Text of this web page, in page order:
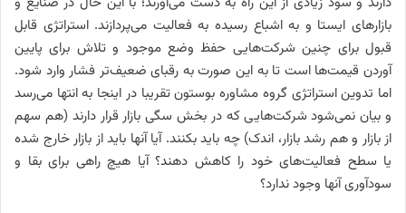
بازارهای ایستا و به اشباع رسیده به فعالیت می‌پردازند. استراتژی قابل
قبول برای چنین شرکت‌هایی حفظ وضع موجود و تلاش برای پایین
آوردن قیمت‌ها است تا به این صورت به رقبای ضعیف‌تر فشار وارد شود.
اما تدوین استراتژی گروه مشاوره بوستون تقریبا در اینجا به انتها می‌رسد
و بیان نمی‌شود شرکت‌هایی که در بخش سگی بازار قرار دارند (هم سهم
از بازار و هم رشد بازار، اندک) چه باید بکنند. آیا آنها باید از بازار خارج شده
یا سطح فعالیت‌های خود را کاهش دهند؟ آیا هیچ راهی برای بقا و
سودآوری آنها وجود ندارد؟